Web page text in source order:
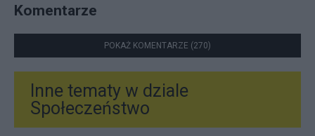
Komentarze
POKAŻ KOMENTARZE (270)
Inne tematy w dziale
Społeczeństwo